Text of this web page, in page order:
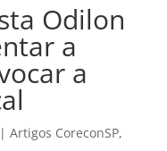
Odilon
a
a
Artigos CoreconSP,